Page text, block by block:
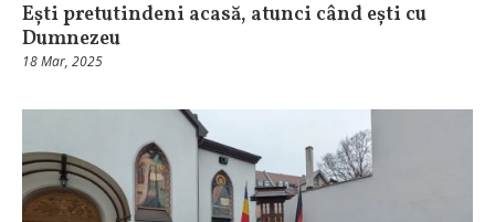
Ești pretutindeni acasă, ­atunci când ești cu
Dumnezeu
18 Mar, 2025